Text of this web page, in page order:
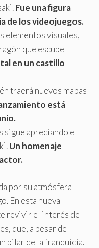
Fue una figura
de los videojuegos.
elementos visuales,
que escupe
en un castillo
traerá nuevos mapas
está
sigue apreciando el
Un homenaje
por su atmósfera
En esta nueva
revivir el interés de
que, a pesar de
pilar de la franquicia.